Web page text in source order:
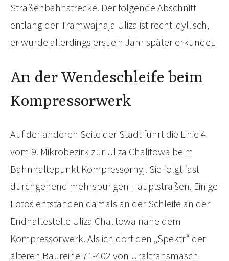
Straßenbahnstrecke. Der folgende Abschnitt
entlang der Tramwajnaja Uliza ist recht idyllisch,
er wurde allerdings erst ein Jahr später erkundet.
An der Wendeschleife beim
Kompressorwerk
Auf der anderen Seite der Stadt führt die Linie 4
vom 9. Mikrobezirk zur Uliza Chalitowa beim
Bahnhaltepunkt Kompressornyj. Sie folgt fast
durchgehend mehrspurigen Hauptstraßen. Einige
Fotos entstanden damals an der Schleife an der
Endhaltestelle Uliza Chalitowa nahe dem
Kompressorwerk. Als ich dort den „Spektr“ der
älteren Baureihe 71-402 von Uraltransmasch